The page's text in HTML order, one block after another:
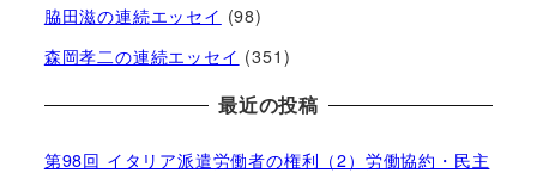
脇田滋の連続エッセイ (98)
森岡孝二の連続エッセイ (351)
最近の投稿
第98回 イタリア派遣労働者の権利（2）労働協約・民主